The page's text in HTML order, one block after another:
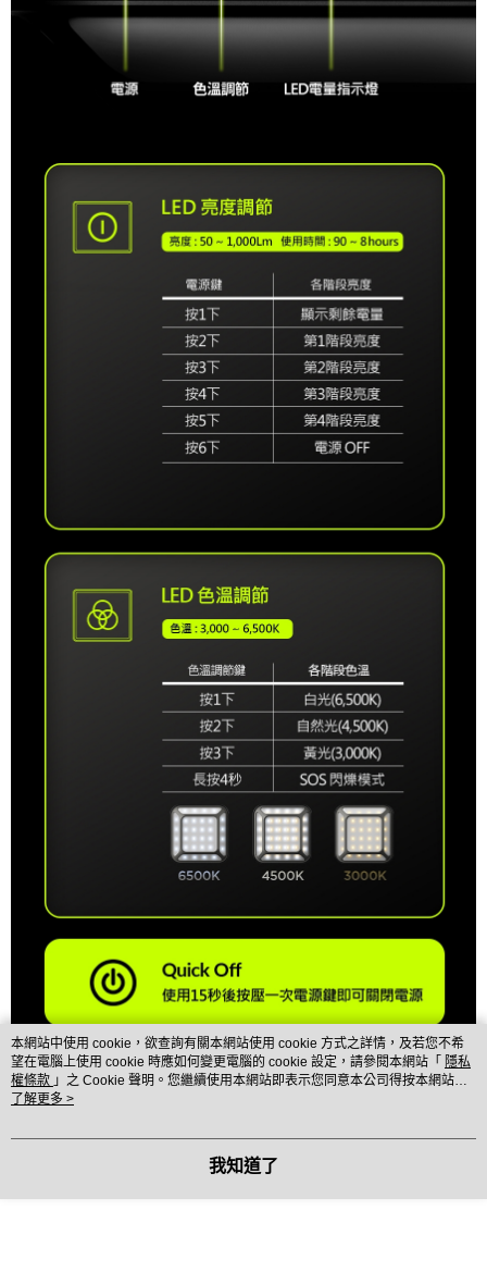
本網站中使用 cookie，欲查詢有關本網站使用 cookie 方式之詳情，及若您不希
望在電腦上使用 cookie 時應如何變更電腦的 cookie 設定，請參閱本網站「 隱私
權條款 」之 Cookie 聲明。您繼續使用本網站即表示您同意本公司得按本網站使
用條款之 Cookie 聲明使用 cookie。
了解更多 >
我知道了